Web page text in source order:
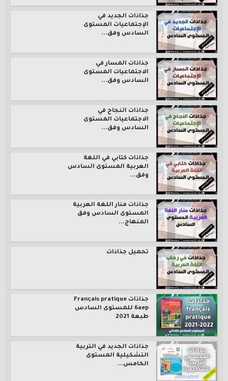
جذاذات الجديد في
الإجتماعيات المستوى
السادس وفق...
جذاذات المسار في
الاجتماعيات المستوى
السادس وفق...
جذاذات النجاح في
الاجتماعيات المستوى
السادس وفق...
جذاذات كتابي في اللغة
العربية المستوى السادس
وفق...
جذاذات منار اللغة العربية
المستوى السادس وفق
المنهاج...
تحميل جذاذات
جذاذات Français pratique
6aep للمستوى السادس
طبعة 2021
جذاذات الجديد في التربية
التشكيلية المستوى
الخامس...